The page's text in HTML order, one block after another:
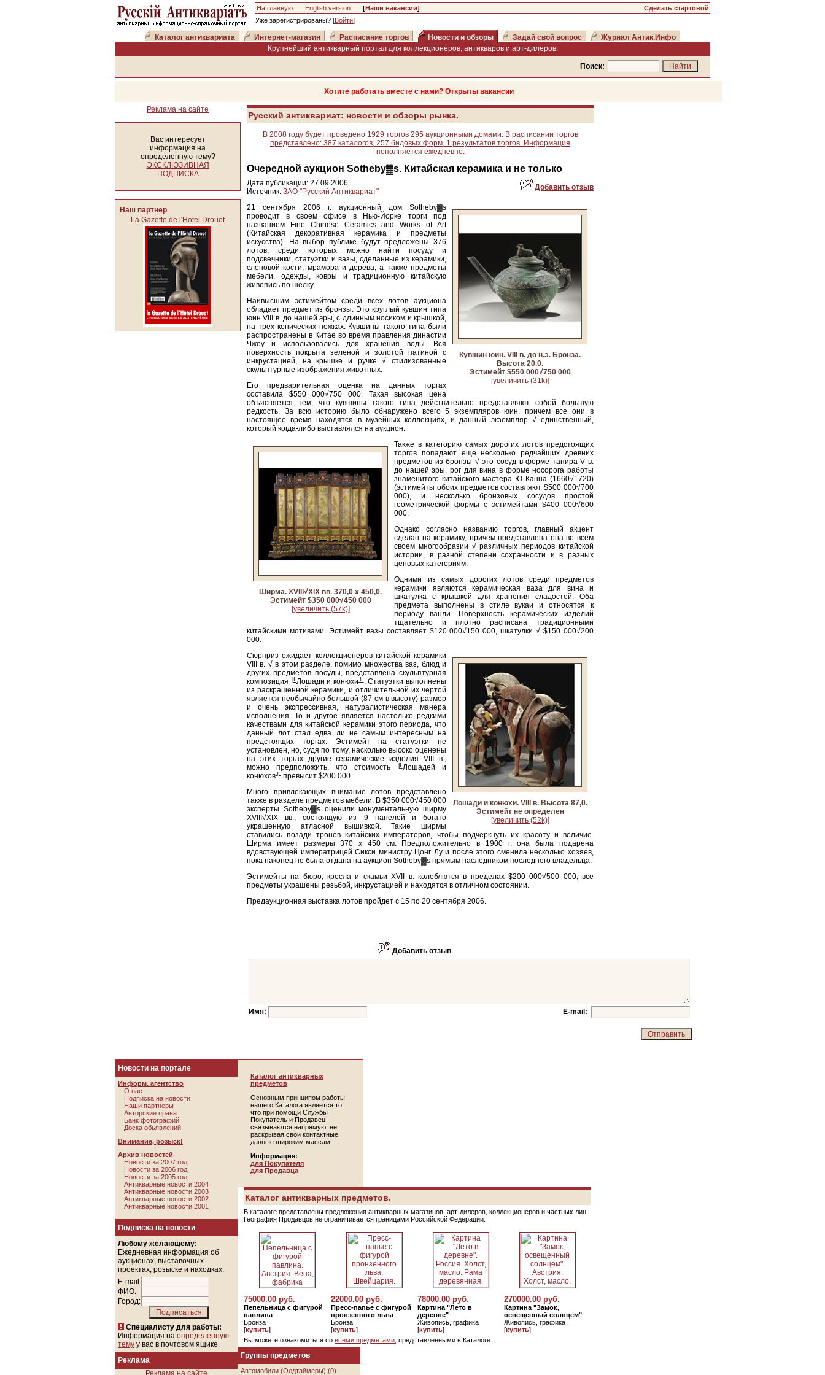
На главную English version [Наши вакансии]
Уже зарегистрированы? [Войти]
Сделать стартовой
Каталог антиквариата Интернет-магазин Расписание торгов Новости и обзоры Задай свой вопрос
Журнал Антик.Инфо
Крупнейший антикварный портал для коллекционеров, антикваров и арт-дилеров.
Поиск:
Хотите работать вместе с нами? Открыты вакансии
Реклама на сайте
Вас интересует
информация на
определенную тему?
ЭКСКЛЮЗИВНАЯ
ПОДПИСКА
Наш партнер
La Gazette de l'Hotel Drouot
Русский антиквариат: новости и обзоры рынка.
В 2008 году будет проведено 1929 торгов 295 аукционными домами. В расписании торгов
представлено: 387 каталогов, 257 бидовых форм, 1 результатов торгов. Информация
пополняется ежедневно.
Очередной аукцион Sotheby▓s. Китайская керамика и не только
Дата публикации: 27.09.2006
Источник: ЗАО "Русский Антиквариат" Добавить отзыв
Кувшин юин. VIII в. до н.э. Бронза.
Высота 20,0.
Эстимейт $550 000√750 000
[увеличить (31k)]
21 сентября 2006 г. аукционный дом Sotheby▓s
проводит в своем офисе в Нью-Йорке торги под
названием Fine Chinese Ceramics and Works of Art
(Китайская декоративная керамика и предметы
искусства). На выбор публике будут предложены 376
лотов, среди которых можно найти посуду и
подсвечники, статуэтки и вазы, сделанные из керамики,
слоновой кости, мрамора и дерева, а также предметы
мебели, одежды, ковры и традиционную китайскую
живопись по шелку.
Наивысшим эстимейтом среди всех лотов аукциона
обладает предмет из бронзы. Это круглый кувшин типа
юин VIII в. до нашей эры, с длинным носиком и крышкой,
на трех конических ножках. Кувшины такого типа были
распространены в Китае во время правления династии
Чжоу и использовались для хранения воды. Вся
поверхность покрыта зеленой и золотой патиной с
инкрустацией, на крышке и ручке √ стилизованные
скульптурные изображения животных.
Его предварительная оценка на данных торгах
составила $550 000√750 000. Такая высокая цена
объясняется тем, что кувшины такого типа действительно представляют собой большую
редкость. За всю историю было обнаружено всего 5 экземпляров юин, причем все они в
настоящее время находятся в музейных коллекциях, и данный экземпляр √ единственный,
который когда-либо выставлялся на аукцион.
Ширма. XVIII√XIX вв. 370,0 х 450,0.
Эстимейт $350 000√450 000
[увеличить (57k)]
Также в категорию самых дорогих лотов предстоящих
торгов попадают еще несколько редчайших древних
предметов из бронзы √ это сосуд в форме тапира V в.
до нашей эры, рог для вина в форме носорога работы
знаменитого китайского мастера Ю Канна (1660√1720)
(эстимейты обоих предметов составляют $500 000√700
000), и несколько бронзовых сосудов простой
геометрической формы с эстимейтами $400 000√600
000.
Однако согласно названию торгов, главный акцент
сделан на керамику, причем представлена она во всем
своем многообразии √ различных периодов китайской
истории, в разной степени сохранности и в разных
ценовых категориям.
Одними из самых дорогих лотов среди предметов
керамики являются керамическая ваза для вина и
шкатулка с крышкой для хранения сладостей. Оба
предмета выполнены в стиле вукаи и относятся к
периоду ванли. Поверхность керамических изделий
тщательно и плотно расписана традиционными
китайскими мотивами. Эстимейт вазы составляет $120 000√150 000, шкатулки √ $150 000√200
000.
Лошади и конюхи. VIII в. Высота 87,0.
Эстимейт не определен
[увеличить (52k)]
Сюрприз ожидает коллекционеров китайской керамики
VIII в. √ в этом разделе, помимо множества ваз, блюд и
других предметов посуды, представлена скульптурная
композиция ╚Лошади и конюхи╩. Статуэтки выполнены
из раскрашенной керамики, и отличительной их чертой
является необычайно большой (87 см в высоту) размер
и очень экспрессивная, натуралистическая манера
исполнения. То и другое является настолько редкими
качествами для китайской керамики этого периода, что
данный лот стал едва ли не самым интересным на
предстоящих торгах. Эстимейт на статуэтки не
установлен, но, судя по тому, насколько высоко оценены
на этих торгах другие керамические изделия VIII в.,
можно предположить, что стоимость ╚Лошадей и
конюхов╩ превысит $200 000.
Много привлекающих внимание лотов представлено
также в разделе предметов мебели. В $350 000√450 000
эксперты Sotheby▓s оценили монументальную ширму
XVIII√XIX вв., состоящую из 9 панелей и богато
украшенную атласной вышивкой. Такие ширмы
ставились позади тронов китайских императоров, чтобы подчеркнуть их красоту и величие.
Ширма имеет размеры 370 х 450 см. Предположительно в 1900 г. она была подарена
вдовствующей императрицей Сикси министру Цонг Лу и после этого сменила несколько хозяев,
пока наконец не была отдана на аукцион Sotheby▓s прямым наследником последнего владельца.
Эстимейты на бюро, кресла и скамьи XVII в. колеблются в пределах $200 000√500 000, все
предметы украшены резьбой, инкрустацией и находятся в отличном состоянии.
Предаукционная выставка лотов пройдет с 15 по 20 сентября 2006.
Добавить отзыв
Имя: E-mail:
Новости на портале
Информ. агентство
О нас
Подписка на новости
Наши партнеры
Авторские права
Банк фотографий
Доска обьявлений
Внимание, розыск!
Архив новостей
Новости за 2007 год
Новости за 2006 год
Новости за 2005 год
Антикварные новости 2004
Антикварные новости 2003
Антикварные новости 2002
Антикварные новости 2001
Подписка на новости
Любому желающему:
Ежедневная информация об
аукционах, выставочных
проектах, розыске и находках.
E-mail:
ФИО:
Город:
Специалисту для работы:
Информация на определенную
тему у вас в почтовом ящике.
Реклама
Реклама на сайте
Каталог антикварных
предметов
Основным принципом работы
нашего Каталога является то,
что при помощи Службы
Покупатель и Продавец
связываются напрямую, не
раскрывая свои контактные
данные широким массам.
Информация:
для Покупателя
для Продавца
Каталог антикварных предметов.
В каталоге представлены предложения антикварных магазинов, арт-дилеров, коллекционеров и частных лиц.
География Продавцов не ограничивается границами Российской Федерации.
75000.00 руб.
Пепельница с фигурой
павлина
Бронза
[купить]
22000.00 руб.
Пресс-папье с фигурой
пронзенного льва
Бронза
[купить]
78000.00 руб.
Картина "Лето в
деревне"
Живопись, графика
[купить]
270000.00 руб.
Картина "Замок,
освещенный солнцем"
Живопись, графика
[купить]
Вы можете ознакомиться со всеми предметами , представленными в Каталоге.
Группы предметов
Автомобили (Олдтаймеры) (0)